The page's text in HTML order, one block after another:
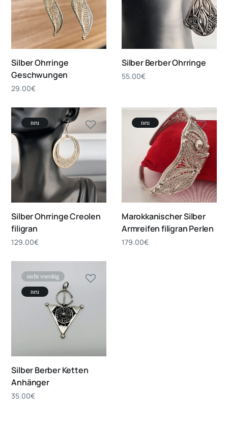
Silber Ohrringe
Geschwungen
29.00€
Silber Berber Ohrringe
55.00€
neu
Silber Ohrringe Creolen
filigran
129.00€
neu
Marokkanischer Silber
Armreifen filigran Perlen
179.00€
nicht vorrätig
neu
Silber Berber Ketten
Anhänger
35.00€